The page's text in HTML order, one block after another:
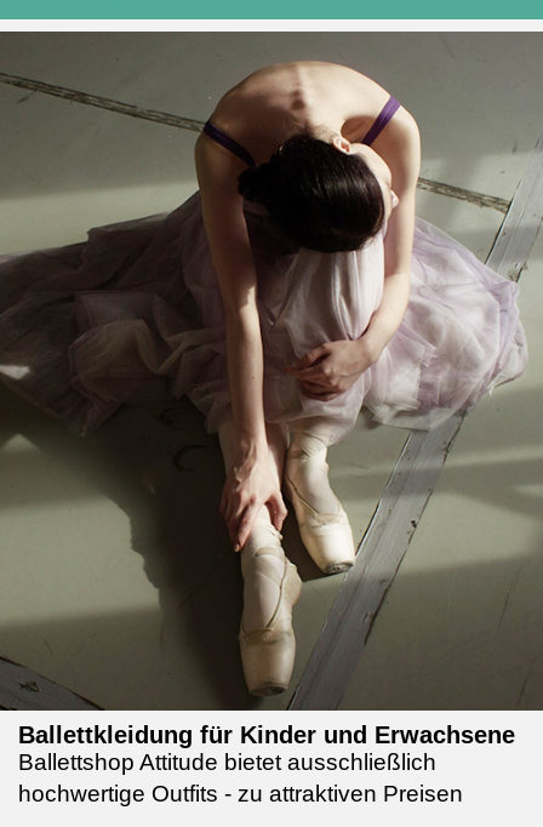
Ballettkleidung für Kinder und Erwachsene
Ballettshop Attitude bietet ausschließlich
hochwertige Outfits - zu attraktiven Preisen